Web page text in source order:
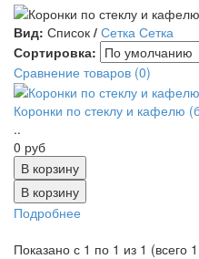
Вид: Список / Сетка Сетка
Сортировка:
Сравнение товаров (0)
Коронки по стеклу и кафелю
..
0 руб
В корзину
Подробнее
Показано с 1 по 1 из 1 (всего